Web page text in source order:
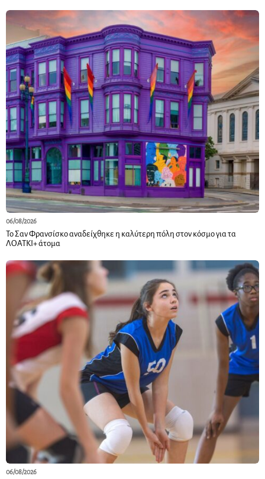
06/08/2026
Το Σαν Φρανσίσκο αναδείχθηκε η καλύτερη πόλη στον κόσμο για τα
ΛΟΑΤΚΙ+ άτομα
06/08/2026